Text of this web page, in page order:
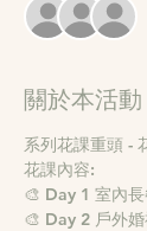
關於本活動
系列花課重頭 -
花課內容:
🎨 Day 1 室內
🎨 Day 2 戶外